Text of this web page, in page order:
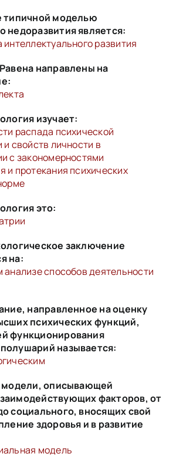
типичной моделью
недоразвития является:
развития
направлены на
изучает:
распада психической
свойств личности в
с закономерностями
и протекания психических
это:
заключение
на:
анализе способов деятельности
направленное на оценку
психических функций,
функционирования
называется:
модели, описывающей
факторов, от
социального, вносящих свой
здоровья и в развитие
модель